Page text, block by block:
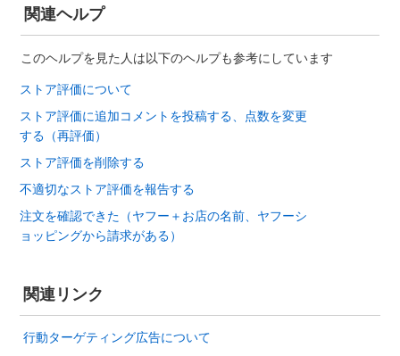
関連ヘルプ
このヘルプを見た人は以下のヘルプも参考にしています
ストア評価について
ストア評価に追加コメントを投稿する、点数を変更
する（再評価）
ストア評価を削除する
不適切なストア評価を報告する
注文を確認できた（ヤフー＋お店の名前、ヤフーシ
ョッピングから請求がある）
関連リンク
行動ターゲティング広告について